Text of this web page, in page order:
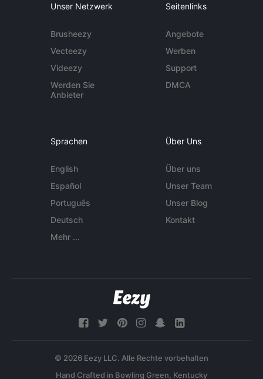
Unser Netzwerk
Brusheezy
Vecteezy
Videezy
Werden Sie
Anbieter
Seitenlinks
Angebote
Werben
Support
DMCA
Sprachen
English
Español
Português
Deutsch
Mehr ...
Über Uns
Über uns
Unser Team
Unser Blog
Kontakt
© 2026 Eezy LLC. Alle Rechte vorbehalten